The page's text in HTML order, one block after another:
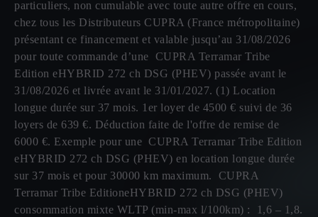
particuliers, non cumulable avec toute autre offre en cours,
chez tous les Distributeurs CUPRA (France métropolitaine)
présentant ce financement et valable jusqu’au 31/08/2026
pour toute commande d’une CUPRA Terramar Tribe
Edition eHYBRID 272 ch DSG (PHEV) passée avant le
31/08/2026 et livrée avant le 31/01/2027. (1) Location
longue durée sur 37 mois. 1er loyer de 4500 € suivi de 36
loyers de 639 €. Déduction faite de l'offre de remise de
6000 €. Exemple pour une CUPRA Terramar Tribe Edition
eHYBRID 272 ch DSG (PHEV) en location longue durée
sur 37 mois et pour 30000 km maximum. CUPRA
Terramar Tribe EditioneHYBRID 272 ch DSG (PHEV)
consommation mixte WLTP (min-max l/100km) : 1,6 – 1,8.